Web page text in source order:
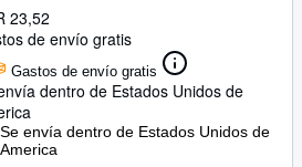
23,52
de envío gratis
Gastos de envío gratis
dentro de Estados Unidos de
Se envía dentro de Estados Unidos de
America